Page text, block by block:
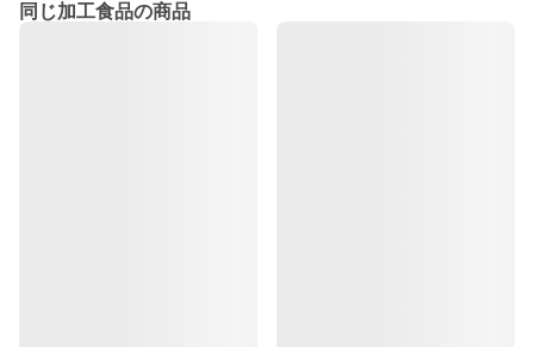
同じ加工食品の商品